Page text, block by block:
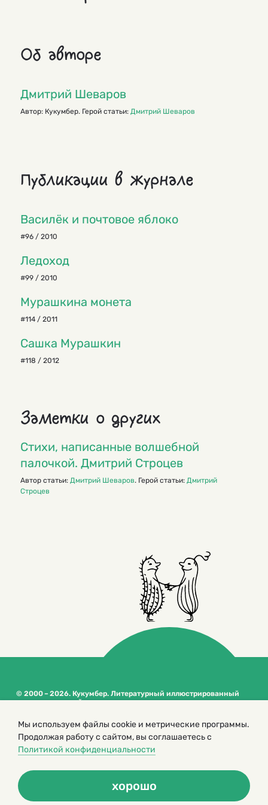
Об авторе
Дмитрий Шеваров
Автор: Кукумбер. Герой статьи: Дмитрий Шеваров
Публикации в журнале
Василёк и почтовое яблоко
#96 / 2010
Ледоход
#99 / 2010
Мурашкина монета
#114 / 2011
Сашка Мурашкин
#118 / 2012
Заметки о других
Стихи, написанные волшебной
палочкой. Дмитрий Строцев
Автор статьи: Дмитрий Шеваров. Герой статьи: Дмитрий
Строцев
© 2000 – 2026. Кукумбер. Литературный иллюстрированный
журнал для детей
сайта
Политика конфиденциальности
Мы используем файлы cookie и метрические программы.
Продолжая работу с сайтом, вы соглашаетесь с
Политикой конфиденциальности
хорошо